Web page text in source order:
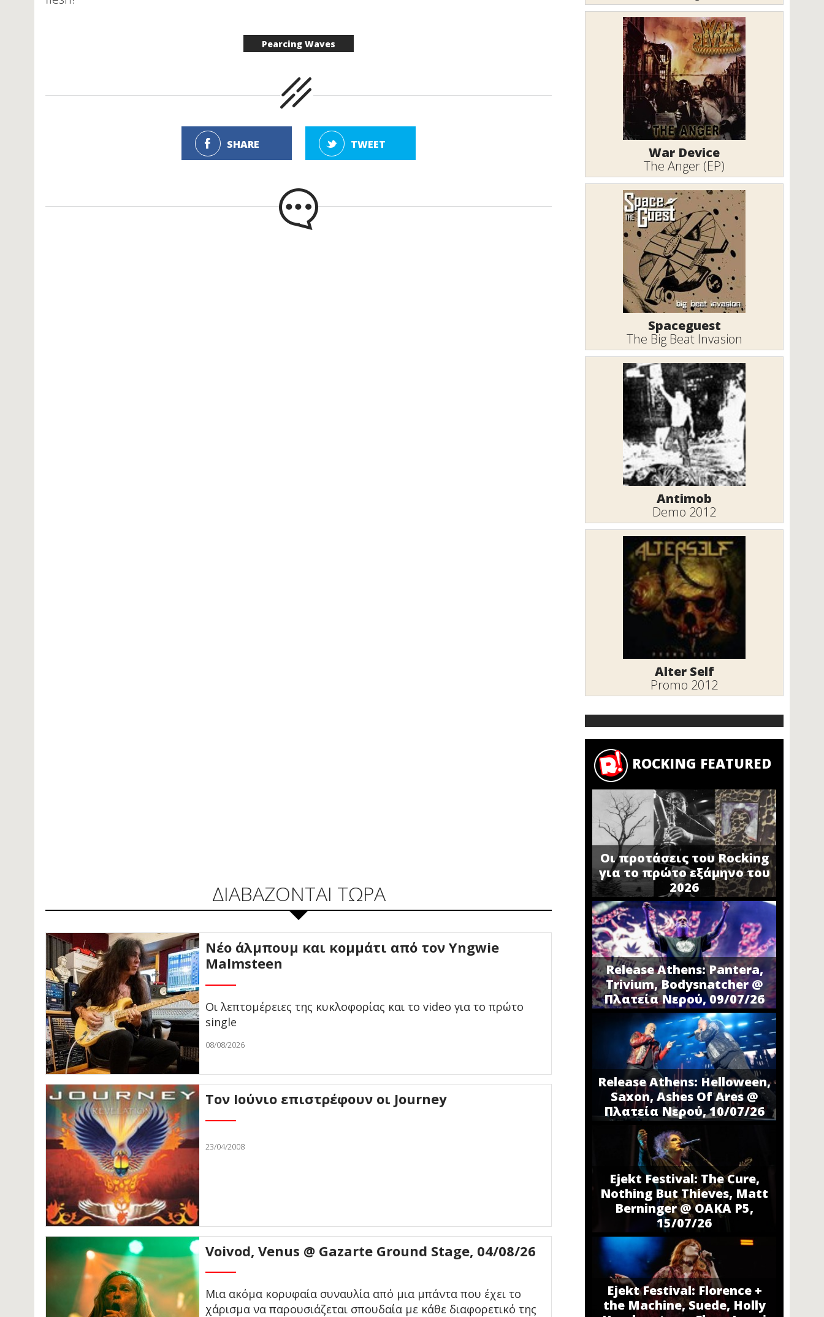
Pearcing Waves
SHARE TWEET
ΔΙΑΒΑΖΟΝΤΑΙ ΤΩΡΑ
Νέο άλμπουμ και κομμάτι από τον Yngwie
Malmsteen
Οι λεπτομέρειες της κυκλοφορίας και το video για το πρώτο
single
08/08/2026
Τον Ιούνιο επιστρέφουν οι Journey
23/04/2008
Voivod, Venus @ Gazarte Ground Stage, 04/08/26
Μια ακόμα κορυφαία συναυλία από μια μπάντα που έχει το
χάρισμα να παρουσιάζεται σπουδαία με κάθε διαφορετικό της
War Device
The Anger (EP)
Spaceguest
The Big Beat Invasion
Antimob
Demo 2012
Alter Self
Promo 2012
ROCKING FEATURED
Οι προτάσεις του Rocking
για το πρώτο εξάμηνο του
2026
Release Athens: Pantera,
Trivium, Bodysnatcher @
Πλατεία Νερού, 09/07/26
Release Athens: Helloween,
Saxon, Ashes Of Ares @
Πλατεία Νερού, 10/07/26
Ejekt Festival: The Cure,
Nothing But Thieves, Matt
Berninger @ ΟΑΚΑ P5,
15/07/26
Ejekt Festival: Florence +
the Machine, Suede, Holly